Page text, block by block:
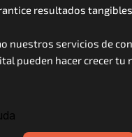
resultados
nuestros servicios de
pueden hacer crecer tu